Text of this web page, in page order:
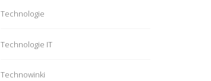
Technologie
Technologie IT
Technowinki